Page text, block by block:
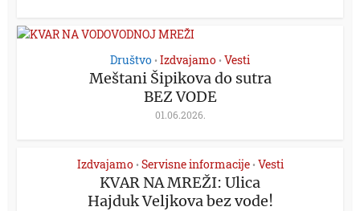
Društvo • Izdvajamo • Vesti
Meštani Šipikova do sutra
BEZ VODE
01.06.2026.
Izdvajamo • Servisne informacije • Vesti
KVAR NA MREŽI: Ulica
Hajduk Veljkova bez vode!